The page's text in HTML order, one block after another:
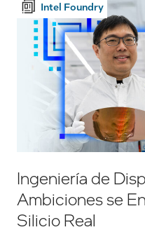
Intel Foundry
Ingeniería de
Ambiciones se
Silicio Real